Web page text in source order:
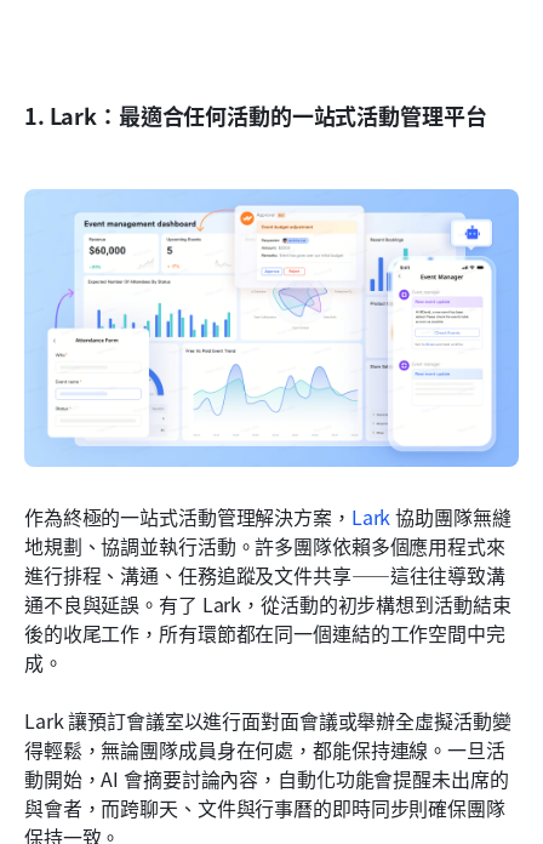
1. Lark：最適合任何活動的一站式活動管理平台
作為終極的一站式活動管理解決方案， Lark 協助團隊無縫
地規劃、協調並執行活動。許多團隊依賴多個應用程式來
進行排程、溝通、任務追蹤及文件共享——這往往導致溝
通不良與延誤。有了 Lark，從活動的初步構想到活動結束
後的收尾工作，所有環節都在同一個連結的工作空間中完
成。
Lark 讓預訂會議室以進行面對面會議或舉辦全虛擬活動變
得輕鬆，無論團隊成員身在何處，都能保持連線。一旦活
動開始，AI 會摘要討論內容，自動化功能會提醒未出席的
與會者，而跨聊天、文件與行事曆的即時同步則確保團隊
保持一致。